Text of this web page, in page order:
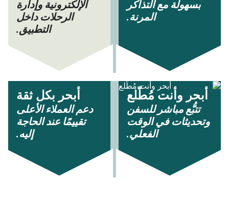
بسهولة مع التذاكر
المرنة.
الإلكترونية وإدارة
الرحلات داخل
التطبيق.
أبحر وأنت مُطّلع
تتبُّع مباشر للسفن
وتحديثات في الوقت
الفعلي.
أبحر بكل ثقة
دعم العملاء الأعلى
تقييمًا عند الحاجة
إليه.